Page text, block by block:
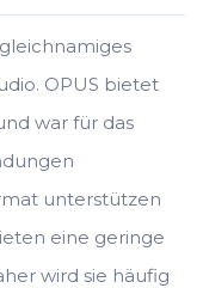
OPUS bietet
war für das
unterstützen
eine geringe
wird sie häufig